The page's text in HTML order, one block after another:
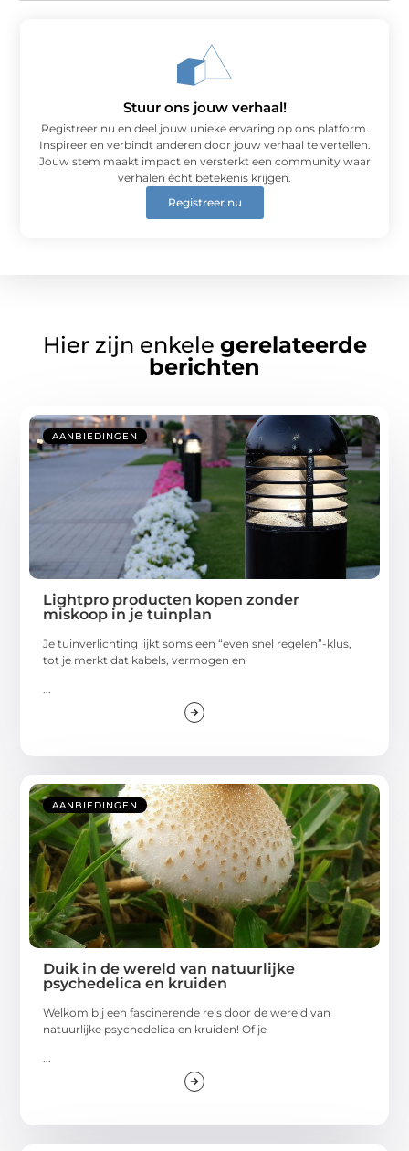
Stuur ons jouw verhaal!
Registreer nu en deel jouw unieke ervaring op ons platform.
Inspireer en verbindt anderen door jouw verhaal te vertellen.
Jouw stem maakt impact en versterkt een community waar
verhalen écht betekenis krijgen.
Registreer nu
Hier zijn enkele gerelateerde
berichten
AANBIEDINGEN
Lightpro producten kopen zonder
miskoop in je tuinplan
Je tuinverlichting lijkt soms een “even snel regelen”-klus,
tot je merkt dat kabels, vermogen en
...
AANBIEDINGEN
Duik in de wereld van natuurlijke
psychedelica en kruiden
Welkom bij een fascinerende reis door de wereld van
natuurlijke psychedelica en kruiden! Of je
...